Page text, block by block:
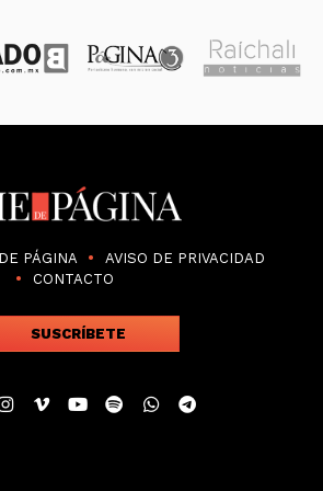
PÁGINA
AVISO DE PRIVACIDAD
CONTACTO
SUSCRÍBETE